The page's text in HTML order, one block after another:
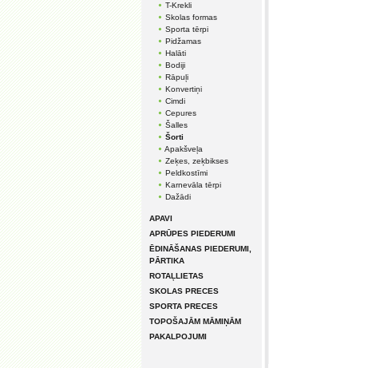
T-Krekli
Skolas formas
Sporta tērpi
Pidžamas
Halāti
Bodiji
Rāpuļi
Konvertiņi
Cimdi
Cepures
Šalles
Šorti
Apakšveļa
Zeķes, zeķbikses
Peldkostīmi
Karnevāla tērpi
Dažādi
APAVI
APRŪPES PIEDERUMI
ĒDINĀŠANAS PIEDERUMI,
PĀRTIKA
ROTAĻLIETAS
SKOLAS PRECES
SPORTA PRECES
TOPOŠAJĀM MĀMIŅĀM
PAKALPOJUMI